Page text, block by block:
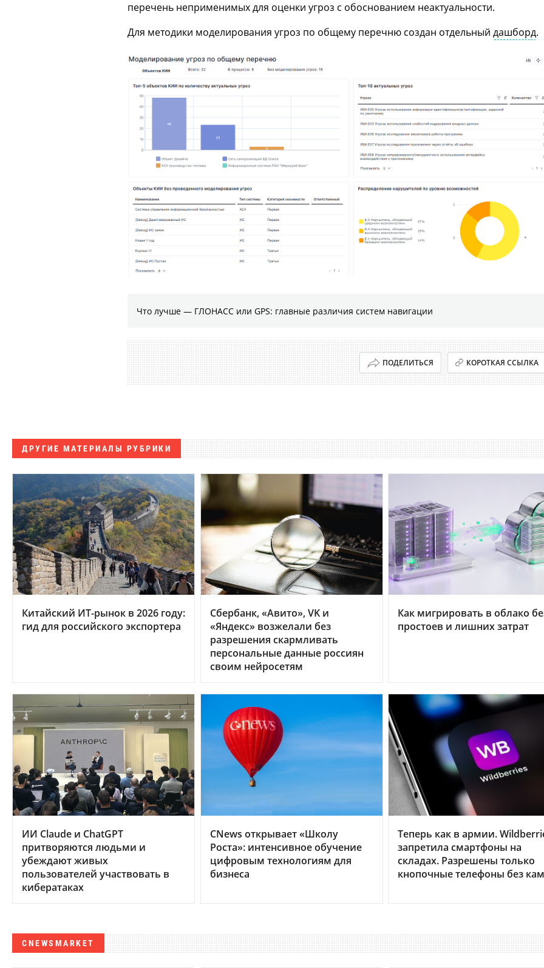
перечень неприменимых для оценки угроз с обоснованием неактуальности.
Для методики моделирования угроз по общему перечню создан отдельный дашборд.
Что лучше — ГЛОНАСС или GPS: главные различия систем навигации
ПОДЕЛИТЬСЯ КОРОТКАЯ ССЫЛКА
ДРУГИЕ МАТЕРИАЛЫ РУБРИКИ
Китайский ИТ-рынок в 2026 году:
гид для российского экспортера
Сбербанк, «Авито», VK и
«Яндекс» возжелали без
разрешения скармливать
персональные данные россиян
своим нейросетям
Как мигрировать в облако
простоев и лишних затрат
ИИ Claude и ChatGPT
притворяются людьми и
убеждают живых
пользователей участвовать в
кибератаках
CNews открывает «Школу
Роста»: интенсивное обучение
цифровым технологиям для
бизнеса
Теперь как в армии.
запретила смартфоны на
складах. Разрешены только
кнопочные телефоны без
CNEWSMARKET